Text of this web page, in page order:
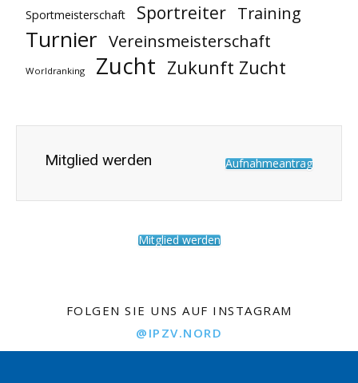
Sportmeisterschaft Sportreiter Training
Turnier Vereinsmeisterschaft
Worldranking Zucht Zukunft Zucht
Mitglied werden Aufnahmeantrag
Mitglied werden
FOLGEN SIE UNS AUF INSTAGRAM
@IPZV.NORD